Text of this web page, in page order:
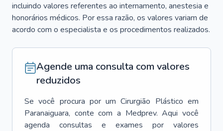
incluindo valores referentes ao internamento, anestesia e
honorários médicos. Por essa razão, os valores variam de
acordo com o especialista e os procedimentos realizados.
Agende uma consulta com valores
reduzidos
Se você procura por um Cirurgião Plástico em
Paranaiguara, conte com a Medprev. Aqui você
agenda consultas e exames por valores